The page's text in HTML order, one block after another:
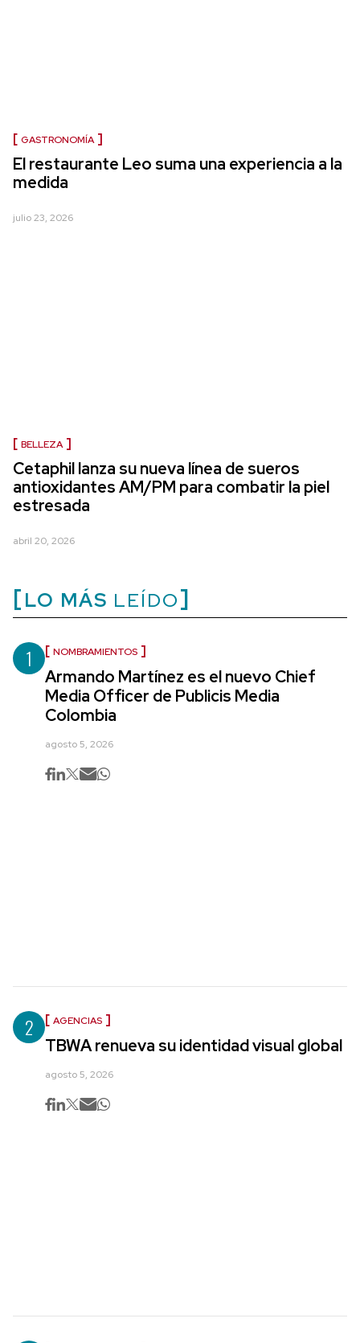
GASTRONOMÍA
El restaurante Leo suma una experiencia a la
medida
julio 23, 2026
BELLEZA
Cetaphil lanza su nueva línea de sueros
antioxidantes AM/PM para combatir la piel
estresada
abril 20, 2026
LO MÁS LEÍDO
1 NOMBRAMIENTOS
Armando Martínez es el nuevo Chief
Media Officer de Publicis Media
Colombia
agosto 5, 2026
2 AGENCIAS
TBWA renueva su identidad visual global
agosto 5, 2026